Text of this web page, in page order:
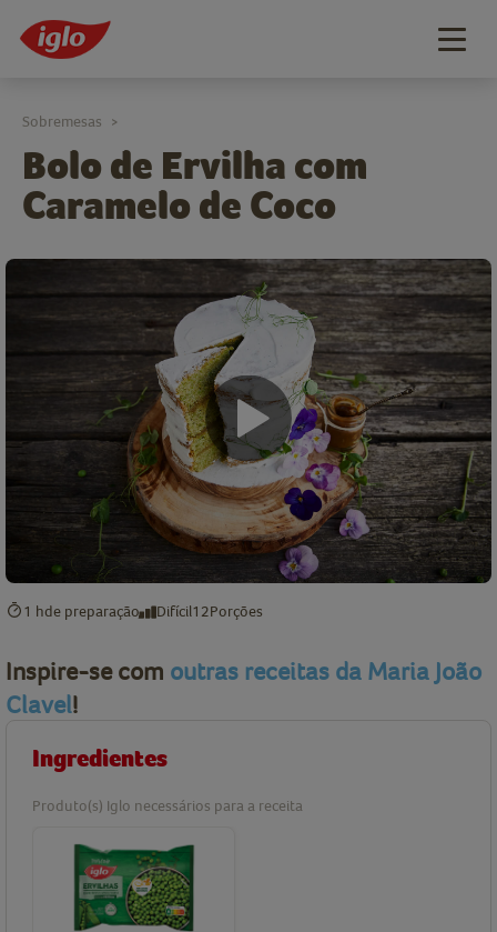
Bolo de Ervilha com
Caramelo de Coco
Sobremesas >
1 hde preparação Difícil12Porções
Inspire-se com outras receitas da Maria João
Clavel!
Ingredientes
Produto(s) Iglo necessários para a receita